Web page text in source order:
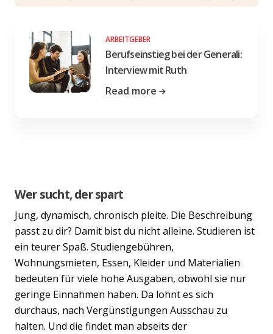
ARBEITGEBER
Berufseinstieg bei der Generali:
Interview mit Ruth
Read more
Wer sucht, der spart
Jung, dynamisch, chronisch pleite. Die Beschreibung
passt zu dir? Damit bist du nicht alleine. Studieren ist
ein teurer Spaß. Studiengebühren,
Wohnungsmieten, Essen, Kleider und Materialien
bedeuten für viele hohe Ausgaben, obwohl sie nur
geringe Einnahmen haben. Da lohnt es sich
durchaus, nach Vergünstigungen Ausschau zu
halten. Und die findet man abseits der